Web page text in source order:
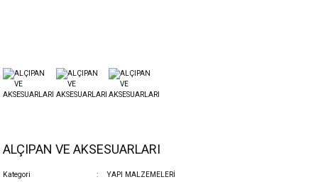
ALÇIPAN VE AKSESUARLARI
Kategori
YAPI MALZEMELERİ